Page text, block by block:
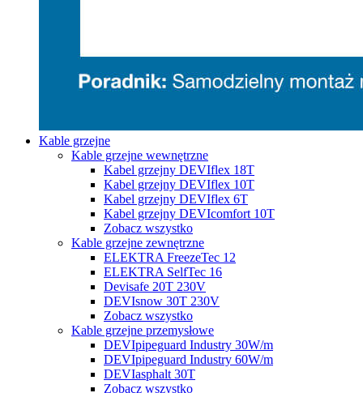
Kable grzejne
Kable grzejne wewnętrzne
Kabel grzejny DEVIflex 18T
Kabel grzejny DEVIflex 10T
Kabel grzejny DEVIflex 6T
Kabel grzejny DEVIcomfort 10T
Zobacz wszystko
Kable grzejne zewnętrzne
ELEKTRA FreezeTec 12
ELEKTRA SelfTec 16
Devisafe 20T 230V
DEVIsnow 30T 230V
Zobacz wszystko
Kable grzejne przemysłowe
DEVIpipeguard Industry 30W/m
DEVIpipeguard Industry 60W/m
DEVIasphalt 30T
Zobacz wszystko